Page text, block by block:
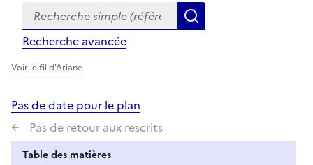
Formulaire
de
recherche
Recherche simple (références, mots clés, partie du
Recherche avancée
Voir le fil d'Ariane
Pas de date pour le plan
Pas de retour aux rescrits
Table des matières